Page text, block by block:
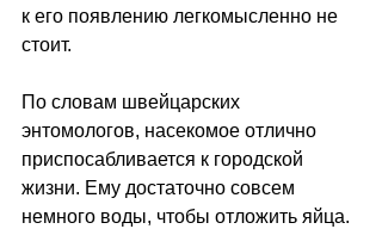
к его появлению легкомысленно не
стоит.
По словам швейцарских
энтомологов, насекомое отлично
приспосабливается к городской
жизни. Ему достаточно совсем
немного воды, чтобы отложить яйца.